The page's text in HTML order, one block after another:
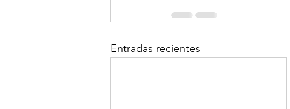
Entradas recientes